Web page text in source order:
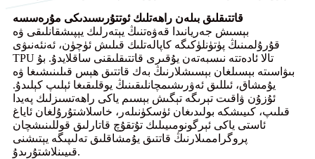
قاتتىقلىق بىلەن راھەتلىك ئوتتۇرىسىدىكى مۇرەسسە
بېسىش جەريانىدا قەۋەتنىڭ يېتەرلىك يېپىشقانلىقى ۋە
قۇرۇلمىنىڭ پۈتۈنلۈكىگە كاپالەتلىك قىلىش ئۈچۈن، ئەنئەنىۋى
TPU تالا ئادەتتە نىسبەتەن يۇقىرى قاتتىقلىقنى ساقلايدۇ. بۇ
بىۋاسىتە بېسىلغان بېسىشلارنىڭ بەك قاتتىق ھېس قىلىنىشىغا ۋە
يۇمشاق، ئىللىق ئەۋرىشىمچانلىقىنىڭ يوقلىقىغا ئېلىپ كېلىدۇ.
ئۇزۇن ۋاقىت تېرىگە تېگىش بېسىم ياكى راھەتسىزلىك پەيدا
قىلىپ، كىيىشكە بولىدىغان ئۈسكۈنىلەر، خاسلاشتۇرۇلغان ئاياغ
ئاستى ياكى ئېرگونومىيىلىك تۇتقۇچ قاتارلىق قوللىنىشچان
پروگراممىلارنىڭ قاتتىق يۇمشاقلىق تەلىپىگە يېتىشنى
قىيىنلاشتۇرىدۇ.